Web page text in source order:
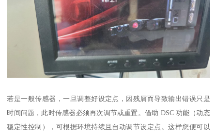
若是一般传感器，一旦调整好设定点，因残屑而导致输出错误只是
时间问题，此时传感器必须再次调节或重置。借助 DSC 功能（动态
稳定性控制），可根据环境持续且自动调节设定点。这样您便可以